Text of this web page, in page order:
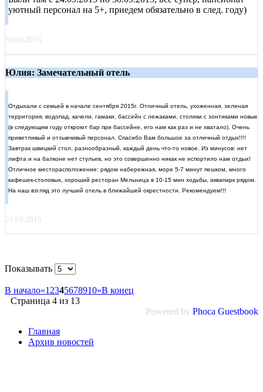
уютный персонал на 5+, приедем обязательно в след. году)
30.09.2015
Юлия: Замечательный отель
Отдыхали с семьей в начале сентября 2015г. Отличный отель, ухоженная, зеленая
территория, водопад, качели, гамаки, бассейн с лежаками, столики с зонтиками новые
(в следующим году откроют бар при бассейне, его нам как раз и не хватало). Очень
приветливый и отзывчивый персонал. Спасибо Вам большое за отличный отдых!!!!
Завтрак швицкий стол, разнообразный, каждый день что-то новое. Из минусов: нет
лифта и на балконе нет стульев, но это совершенно никак не испортило нам отдых!
Отличное месторасположение: рядом набережная, море 5-7 минут пешком, много
кафешек-столовых, хороший ресторан Мельница в 10-15 мин ходьбы, аквапарк рядом.
На наш взгляд это лучший отель в ближайшей окрестности. Рекомендуем!!!
21.09.2015
Показывать
В начало«12345678910»В конец
Страница 4 из 13
Powered by Phoca Guestbook
Главная
Архив новостей